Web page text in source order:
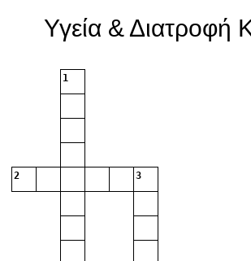
Υγεία & Διατροφή
1
2 3